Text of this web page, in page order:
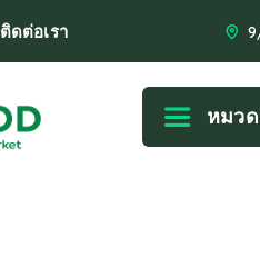
ติดต่อเรา
หมว